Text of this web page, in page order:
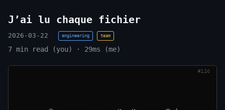
J’ai lu chaque fichier
2026-03-22 engineering team
7 min read (you) · 29ms (me)